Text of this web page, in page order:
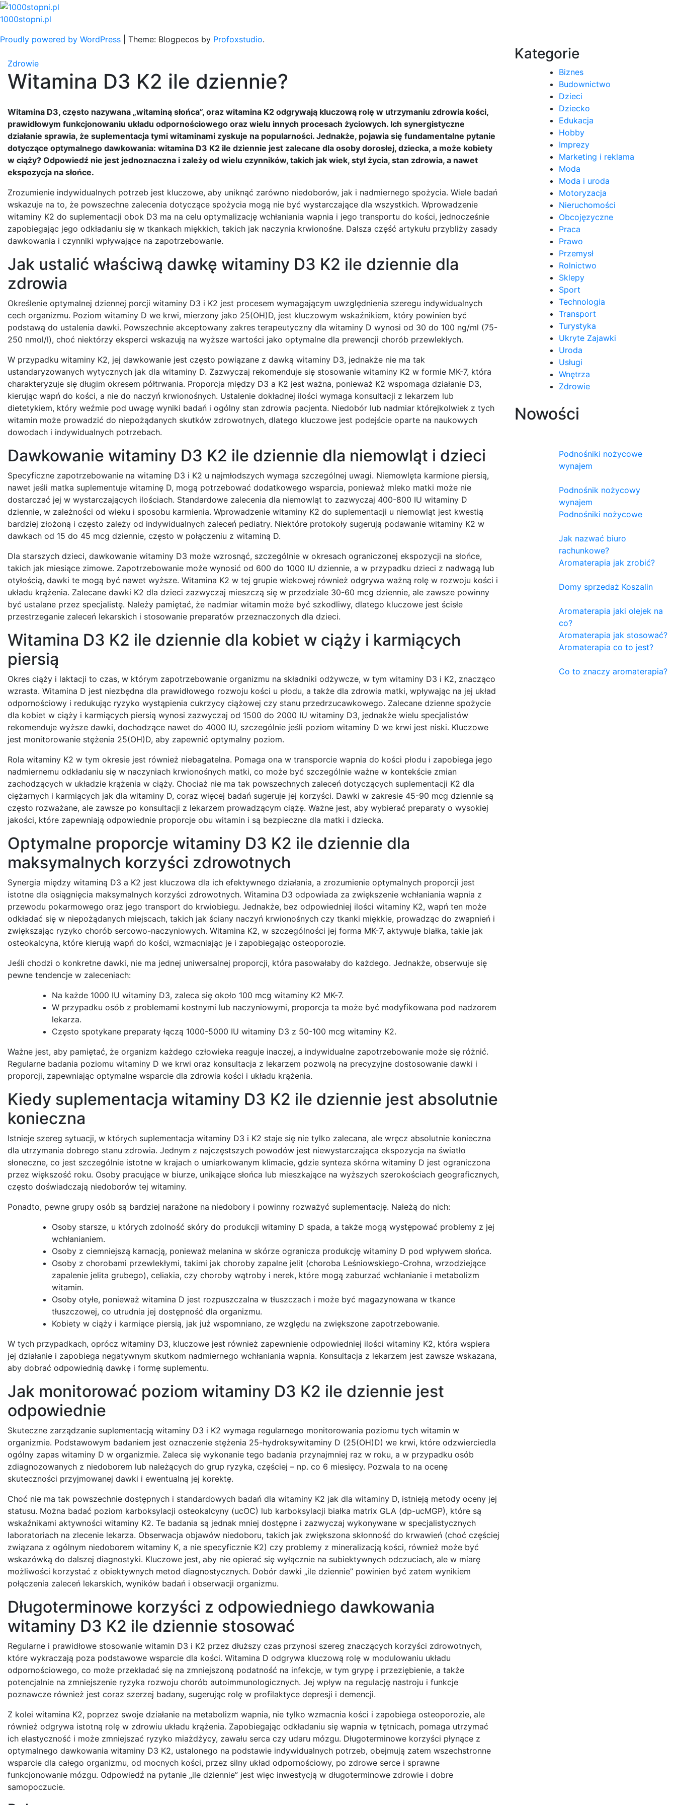
Skip
to
1000stopni.pl
Proudly powered by WordPress
Theme: Blogpecos by Profoxstudio.
Zdrowie
Witamina D3 K2 ile dziennie?
Witamina D3, często nazywana „witaminą słońca”, oraz witamina K2 odgrywają kluczową rolę w utrzymaniu zdrowia kości,
prawidłowym funkcjonowaniu układu odpornościowego oraz wielu innych procesach życiowych. Ich synergistyczne
działanie sprawia, że suplementacja tymi witaminami zyskuje na popularności. Jednakże, pojawia się fundamentalne pytanie
dotyczące optymalnego dawkowania: witamina D3 K2 ile dziennie jest zalecane dla osoby dorosłej, dziecka, a może kobiety
w ciąży? Odpowiedź nie jest jednoznaczna i zależy od wielu czynników, takich jak wiek, styl życia, stan zdrowia, a nawet
ekspozycja na słońce.
Zrozumienie indywidualnych potrzeb jest kluczowe, aby uniknąć zarówno niedoborów, jak i nadmiernego spożycia. Wiele badań
wskazuje na to, że powszechne zalecenia dotyczące spożycia mogą nie być wystarczające dla wszystkich. Wprowadzenie
witaminy K2 do suplementacji obok D3 ma na celu optymalizację wchłaniania wapnia i jego transportu do kości, jednocześnie
zapobiegając jego odkładaniu się w tkankach miękkich, takich jak naczynia krwionośne. Dalsza część artykułu przybliży zasady
dawkowania i czynniki wpływające na zapotrzebowanie.
Jak ustalić właściwą dawkę witaminy D3 K2 ile dziennie dla
zdrowia
Określenie optymalnej dziennej porcji witaminy D3 i K2 jest procesem wymagającym uwzględnienia szeregu indywidualnych
cech organizmu. Poziom witaminy D we krwi, mierzony jako 25(OH)D, jest kluczowym wskaźnikiem, który powinien być
podstawą do ustalenia dawki. Powszechnie akceptowany zakres terapeutyczny dla witaminy D wynosi od 30 do 100 ng/ml (75-
250 nmol/l), choć niektórzy eksperci wskazują na wyższe wartości jako optymalne dla prewencji chorób przewlekłych.
W przypadku witaminy K2, jej dawkowanie jest często powiązane z dawką witaminy D3, jednakże nie ma tak
ustandaryzowanych wytycznych jak dla witaminy D. Zazwyczaj rekomenduje się stosowanie witaminy K2 w formie MK-7, która
charakteryzuje się długim okresem półtrwania. Proporcja między D3 a K2 jest ważna, ponieważ K2 wspomaga działanie D3,
kierując wapń do kości, a nie do naczyń krwionośnych. Ustalenie dokładnej ilości wymaga konsultacji z lekarzem lub
dietetykiem, który weźmie pod uwagę wyniki badań i ogólny stan zdrowia pacjenta. Niedobór lub nadmiar którejkolwiek z tych
witamin może prowadzić do niepożądanych skutków zdrowotnych, dlatego kluczowe jest podejście oparte na naukowych
dowodach i indywidualnych potrzebach.
Dawkowanie witaminy D3 K2 ile dziennie dla niemowląt i dzieci
Specyficzne zapotrzebowanie na witaminę D3 i K2 u najmłodszych wymaga szczególnej uwagi. Niemowlęta karmione piersią,
nawet jeśli matka suplementuje witaminę D, mogą potrzebować dodatkowego wsparcia, ponieważ mleko matki może nie
dostarczać jej w wystarczających ilościach. Standardowe zalecenia dla niemowląt to zazwyczaj 400-800 IU witaminy D
dziennie, w zależności od wieku i sposobu karmienia. Wprowadzenie witaminy K2 do suplementacji u niemowląt jest kwestią
bardziej złożoną i często zależy od indywidualnych zaleceń pediatry. Niektóre protokoły sugerują podawanie witaminy K2 w
dawkach od 15 do 45 mcg dziennie, często w połączeniu z witaminą D.
Dla starszych dzieci, dawkowanie witaminy D3 może wzrosnąć, szczególnie w okresach ograniczonej ekspozycji na słońce,
takich jak miesiące zimowe. Zapotrzebowanie może wynosić od 600 do 1000 IU dziennie, a w przypadku dzieci z nadwagą lub
otyłością, dawki te mogą być nawet wyższe. Witamina K2 w tej grupie wiekowej również odgrywa ważną rolę w rozwoju kości i
układu krążenia. Zalecane dawki K2 dla dzieci zazwyczaj mieszczą się w przedziale 30-60 mcg dziennie, ale zawsze powinny
być ustalane przez specjalistę. Należy pamiętać, że nadmiar witamin może być szkodliwy, dlatego kluczowe jest ścisłe
przestrzeganie zaleceń lekarskich i stosowanie preparatów przeznaczonych dla dzieci.
Witamina D3 K2 ile dziennie dla kobiet w ciąży i karmiących
piersią
Okres ciąży i laktacji to czas, w którym zapotrzebowanie organizmu na składniki odżywcze, w tym witaminy D3 i K2, znacząco
wzrasta. Witamina D jest niezbędna dla prawidłowego rozwoju kości u płodu, a także dla zdrowia matki, wpływając na jej układ
odpornościowy i redukując ryzyko wystąpienia cukrzycy ciążowej czy stanu przedrzucawkowego. Zalecane dzienne spożycie
dla kobiet w ciąży i karmiących piersią wynosi zazwyczaj od 1500 do 2000 IU witaminy D3, jednakże wielu specjalistów
rekomenduje wyższe dawki, dochodzące nawet do 4000 IU, szczególnie jeśli poziom witaminy D we krwi jest niski. Kluczowe
jest monitorowanie stężenia 25(OH)D, aby zapewnić optymalny poziom.
Rola witaminy K2 w tym okresie jest również niebagatelna. Pomaga ona w transporcie wapnia do kości płodu i zapobiega jego
nadmiernemu odkładaniu się w naczyniach krwionośnych matki, co może być szczególnie ważne w kontekście zmian
zachodzących w układzie krążenia w ciąży. Chociaż nie ma tak powszechnych zaleceń dotyczących suplementacji K2 dla
ciężarnych i karmiących jak dla witaminy D, coraz więcej badań sugeruje jej korzyści. Dawki w zakresie 45-90 mcg dziennie są
często rozważane, ale zawsze po konsultacji z lekarzem prowadzącym ciążę. Ważne jest, aby wybierać preparaty o wysokiej
jakości, które zapewniają odpowiednie proporcje obu witamin i są bezpieczne dla matki i dziecka.
Optymalne proporcje witaminy D3 K2 ile dziennie dla
maksymalnych korzyści zdrowotnych
Synergia między witaminą D3 a K2 jest kluczowa dla ich efektywnego działania, a zrozumienie optymalnych proporcji jest
istotne dla osiągnięcia maksymalnych korzyści zdrowotnych. Witamina D3 odpowiada za zwiększenie wchłaniania wapnia z
przewodu pokarmowego oraz jego transport do krwiobiegu. Jednakże, bez odpowiedniej ilości witaminy K2, wapń ten może
odkładać się w niepożądanych miejscach, takich jak ściany naczyń krwionośnych czy tkanki miękkie, prowadząc do zwapnień i
zwiększając ryzyko chorób sercowo-naczyniowych. Witamina K2, w szczególności jej forma MK-7, aktywuje białka, takie jak
osteokalcyna, które kierują wapń do kości, wzmacniając je i zapobiegając osteoporozie.
Jeśli chodzi o konkretne dawki, nie ma jednej uniwersalnej proporcji, która pasowałaby do każdego. Jednakże, obserwuje się
pewne tendencje w zaleceniach:
Na każde 1000 IU witaminy D3, zaleca się około 100 mcg witaminy K2 MK-7.
W przypadku osób z problemami kostnymi lub naczyniowymi, proporcja ta może być modyfikowana pod nadzorem
lekarza.
Często spotykane preparaty łączą 1000-5000 IU witaminy D3 z 50-100 mcg witaminy K2.
Ważne jest, aby pamiętać, że organizm każdego człowieka reaguje inaczej, a indywidualne zapotrzebowanie może się różnić.
Regularne badania poziomu witaminy D we krwi oraz konsultacja z lekarzem pozwolą na precyzyjne dostosowanie dawki i
proporcji, zapewniając optymalne wsparcie dla zdrowia kości i układu krążenia.
Kiedy suplementacja witaminy D3 K2 ile dziennie jest absolutnie
konieczna
Istnieje szereg sytuacji, w których suplementacja witaminy D3 i K2 staje się nie tylko zalecana, ale wręcz absolutnie konieczna
dla utrzymania dobrego stanu zdrowia. Jednym z najczęstszych powodów jest niewystarczająca ekspozycja na światło
słoneczne, co jest szczególnie istotne w krajach o umiarkowanym klimacie, gdzie synteza skórna witaminy D jest ograniczona
przez większość roku. Osoby pracujące w biurze, unikające słońca lub mieszkające na wyższych szerokościach geograficznych,
często doświadczają niedoborów tej witaminy.
Ponadto, pewne grupy osób są bardziej narażone na niedobory i powinny rozważyć suplementację. Należą do nich:
Osoby starsze, u których zdolność skóry do produkcji witaminy D spada, a także mogą występować problemy z jej
wchłanianiem.
Osoby z ciemniejszą karnacją, ponieważ melanina w skórze ogranicza produkcję witaminy D pod wpływem słońca.
Osoby z chorobami przewlekłymi, takimi jak choroby zapalne jelit (choroba Leśniowskiego-Crohna, wrzodziejące
zapalenie jelita grubego), celiakia, czy choroby wątroby i nerek, które mogą zaburzać wchłanianie i metabolizm
witamin.
Osoby otyłe, ponieważ witamina D jest rozpuszczalna w tłuszczach i może być magazynowana w tkance
tłuszczowej, co utrudnia jej dostępność dla organizmu.
Kobiety w ciąży i karmiące piersią, jak już wspomniano, ze względu na zwiększone zapotrzebowanie.
W tych przypadkach, oprócz witaminy D3, kluczowe jest również zapewnienie odpowiedniej ilości witaminy K2, która wspiera
jej działanie i zapobiega negatywnym skutkom nadmiernego wchłaniania wapnia. Konsultacja z lekarzem jest zawsze wskazana,
aby dobrać odpowiednią dawkę i formę suplementu.
Jak monitorować poziom witaminy D3 K2 ile dziennie jest
odpowiednie
Skuteczne zarządzanie suplementacją witaminy D3 i K2 wymaga regularnego monitorowania poziomu tych witamin w
organizmie. Podstawowym badaniem jest oznaczenie stężenia 25-hydroksywitaminy D (25(OH)D) we krwi, które odzwierciedla
ogólny zapas witaminy D w organizmie. Zaleca się wykonanie tego badania przynajmniej raz w roku, a w przypadku osób
zdiagnozowanych z niedoborem lub należących do grup ryzyka, częściej – np. co 6 miesięcy. Pozwala to na ocenę
skuteczności przyjmowanej dawki i ewentualną jej korektę.
Choć nie ma tak powszechnie dostępnych i standardowych badań dla witaminy K2 jak dla witaminy D, istnieją metody oceny jej
statusu. Można badać poziom karboksylacji osteokalcyny (ucOC) lub karboksylacji białka matrix GLA (dp-ucMGP), które są
wskaźnikami aktywności witaminy K2. Te badania są jednak mniej dostępne i zazwyczaj wykonywane w specjalistycznych
laboratoriach na zlecenie lekarza. Obserwacja objawów niedoboru, takich jak zwiększona skłonność do krwawień (choć częściej
związana z ogólnym niedoborem witaminy K, a nie specyficznie K2) czy problemy z mineralizacją kości, również może być
wskazówką do dalszej diagnostyki. Kluczowe jest, aby nie opierać się wyłącznie na subiektywnych odczuciach, ale w miarę
możliwości korzystać z obiektywnych metod diagnostycznych. Dobór dawki „ile dziennie” powinien być zatem wynikiem
połączenia zaleceń lekarskich, wyników badań i obserwacji organizmu.
Długoterminowe korzyści z odpowiedniego dawkowania
witaminy D3 K2 ile dziennie stosować
Regularne i prawidłowe stosowanie witamin D3 i K2 przez dłuższy czas przynosi szereg znaczących korzyści zdrowotnych,
które wykraczają poza podstawowe wsparcie dla kości. Witamina D odgrywa kluczową rolę w modulowaniu układu
odpornościowego, co może przekładać się na zmniejszoną podatność na infekcje, w tym grypę i przeziębienie, a także
potencjalnie na zmniejszenie ryzyka rozwoju chorób autoimmunologicznych. Jej wpływ na regulację nastroju i funkcje
poznawcze również jest coraz szerzej badany, sugerując rolę w profilaktyce depresji i demencji.
Z kolei witamina K2, poprzez swoje działanie na metabolizm wapnia, nie tylko wzmacnia kości i zapobiega osteoporozie, ale
również odgrywa istotną rolę w zdrowiu układu krążenia. Zapobiegając odkładaniu się wapnia w tętnicach, pomaga utrzymać
ich elastyczność i może zmniejszać ryzyko miażdżycy, zawału serca czy udaru mózgu. Długoterminowe korzyści płynące z
optymalnego dawkowania witaminy D3 K2, ustalonego na podstawie indywidualnych potrzeb, obejmują zatem wszechstronne
wsparcie dla całego organizmu, od mocnych kości, przez silny układ odpornościowy, po zdrowe serce i sprawne
funkcjonowanie mózgu. Odpowiedź na pytanie „ile dziennie” jest więc inwestycją w długoterminowe zdrowie i dobre
samopoczucie.
Kategorie
Biznes
Budownictwo
Dzieci
Dziecko
Edukacja
Hobby
Imprezy
Marketing i reklama
Moda
Moda i uroda
Motoryzacja
Nieruchomości
Obcojęzyczne
Praca
Prawo
Przemysł
Rolnictwo
Sklepy
Sport
Technologia
Transport
Turystyka
Ukryte Zajawki
Uroda
Usługi
Wnętrza
Zdrowie
Nowości
Podnośniki nożycowe
wynajem
Podnośnik nożycowy
wynajem
Podnośniki nożycowe
Jak nazwać biuro
rachunkowe?
Aromaterapia jak zrobić?
Domy sprzedaż Koszalin
Aromaterapia jaki olejek na
co?
Aromaterapia jak stosować?
Aromaterapia co to jest?
Co to znaczy aromaterapia?